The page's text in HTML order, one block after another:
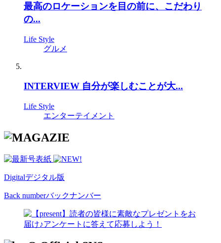
最高のロケーションを目の前に、こだわり
の...
Life Style
グルメ
INTERVIEW 自分が楽しむことが大...
Life Style
エンターテイメント
Digitalデジタル版
Back numberバックナンバー